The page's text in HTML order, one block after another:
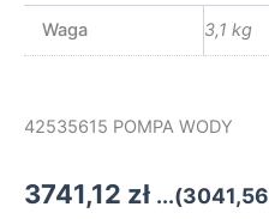
Waga 3,1 kg
42535615 POMPA WODY
3741,12 zł ...(3041,56